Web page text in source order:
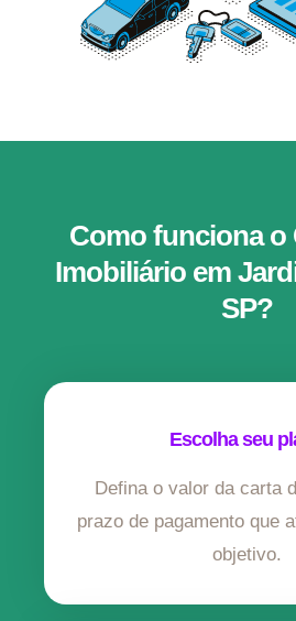
Como funciona o
Imobiliário em
SP?
Escolha seu
Defina o valor da carta
prazo de pagamento que
objetivo.